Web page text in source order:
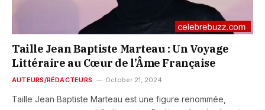
Taille Jean Baptiste Marteau : Un Voyage
Littéraire au Cœur de l’Âme Française
AUTEURS/RÉDACTEURS October 21, 2024
Taille Jean Baptiste Marteau est une figure renommée,